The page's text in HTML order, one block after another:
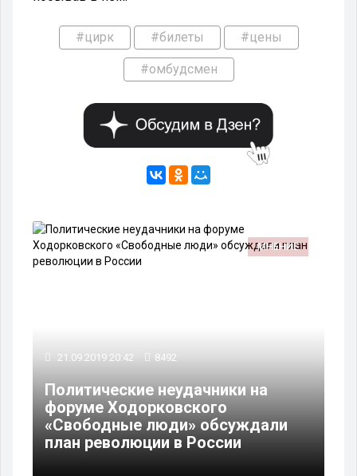
#цирк #билеты #цены
#омбудсмен
МНЕНИЕ
21.09.2019 20:42 8492
Политические неудачники на
форуме Ходорковского
«Свободные люди» обсуждали
план революции в России